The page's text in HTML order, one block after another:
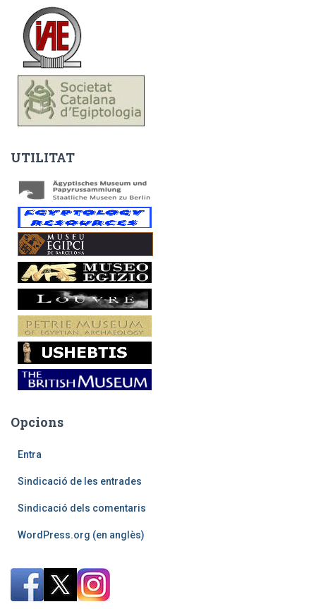
UTILITAT
Opcions
Entra
Sindicació de les entrades
Sindicació dels comentaris
WordPress.org (en anglès)